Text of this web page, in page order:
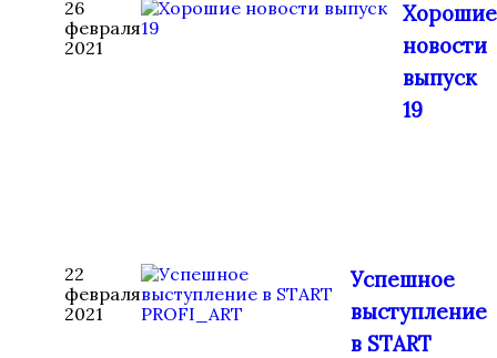
26
февраля
2021
Хорошие
новости
выпуск
19
22
февраля
2021
Успешное
выступление
в START